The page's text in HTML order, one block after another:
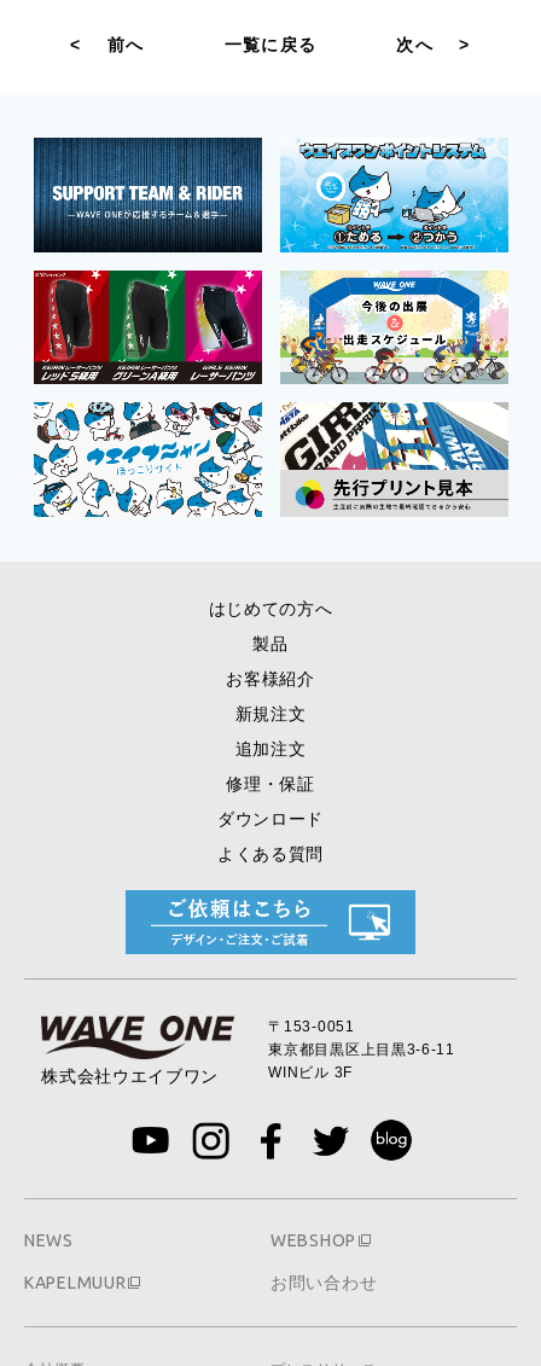
< 前へ 一覧に戻る 次へ >
はじめての方へ
製品
お客様紹介
新規注文
追加注文
修理・保証
ダウンロード
よくある質問
株式会社ウエイブワン
〒153-0051
東京都目黒区上目黒3-6-11
WINビル 3F
NEWS WEBSHOP
KAPELMUUR お問い合わせ